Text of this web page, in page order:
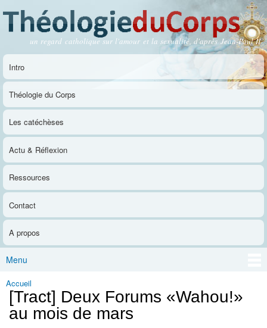
contenu
principal
Théologie du Corps
un regard catholique sur l'amour et la sexualité, d'après Jean-Paul II
Menu principal
Intro
Théologie du Corps
Les catéchèses
Actu & Réflexion
Ressources
Contact
A propos
Menu
Vous êtes ici
Accueil
[Tract] Deux Forums «Wahou!»
au mois de mars